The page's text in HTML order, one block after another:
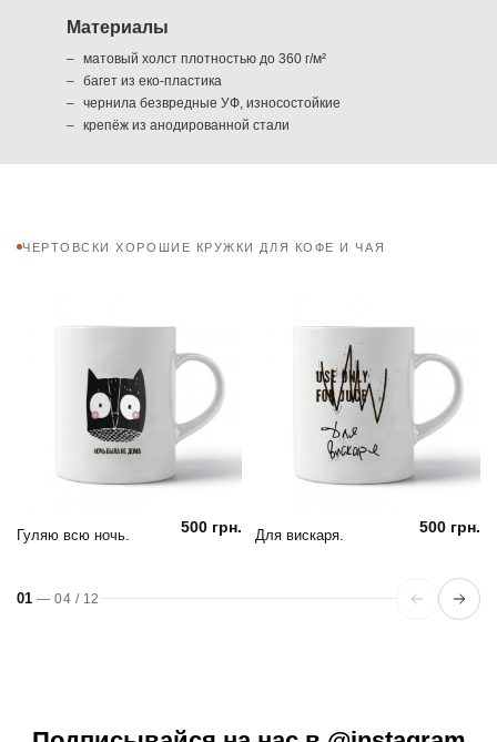
Материалы
матовый холст плотностью до 360 г/м²
багет из еко-пластика
чернила безвредные УФ, износостойкие
крепёж из анодированной стали
ЧЕРТОВСКИ ХОРОШИЕ КРУЖКИ ДЛЯ КОФЕ И ЧАЯ
Гуляю всю ночь. 500 грн. Для вискаря. 500 грн.
01 —04 / 12